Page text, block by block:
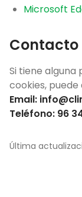
Microsoft
Contacto
Si tiene
cookies,
Email:
Teléfono: 96
Última